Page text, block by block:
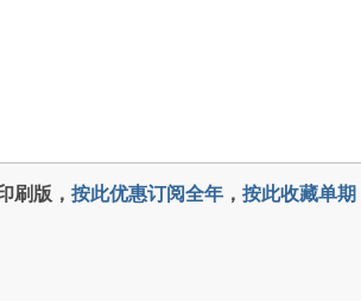
刷版， 按此优惠订阅全年 ， 按此收藏单期